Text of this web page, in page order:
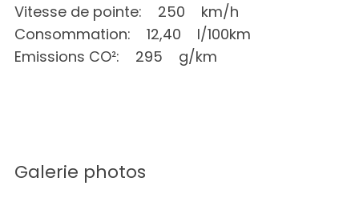
Vitesse de pointe: 250 km/h
Consommation: 12,40 l/100km
Emissions CO²: 295 g/km
Galerie photos